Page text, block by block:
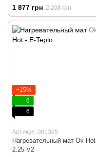
1 877 грн 2 208 грн
−15%
6
6
Артикул: 001305
Нагревательный мат Ok-Hot
2.25 м2